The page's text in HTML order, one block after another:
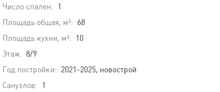
Число спален:
1
Площадь общая, м²: 68
Площадь кухни, м²:
10
Этаж: 8/9
Год постройки: 2021-2025, новострой
Санузлов:
1